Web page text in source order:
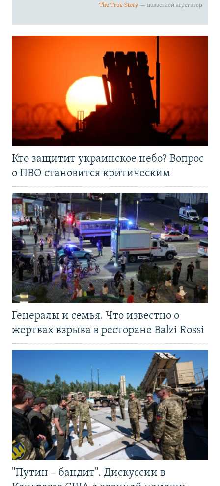
Кто защитит украинское небо? Вопрос
о ПВО становится критическим
Генералы и семья. Что известно о
жертвах взрыва в ресторане Balzi Rossi
"Путин – бандит". Дискуссии в